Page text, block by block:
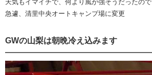
天気もイマイチで、何より風が強そうだったので
急遽、清里中央オートキャンプ場に変更
GWの山梨は朝晩冷え込みます